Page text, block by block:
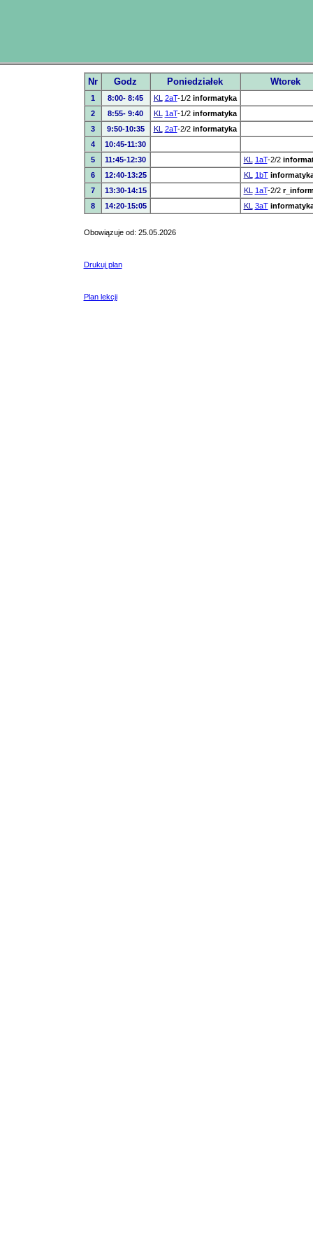
Nr Godz Poniedziałek Wtorek
1 8:00- 8:45 KL 2aT-1/2 informatyka
2
8:55- 9:40 KL 1aT-1/2 informatyka
3
9:50-10:35 KL 2aT-2/2 informatyka
4
10:45-11:30
5
11:45-12:30 KL 1aT-2/2
6
12:40-13:25 KL 1bT
7
13:30-14:15 KL 1aT-2/2
8
14:20-15:05 KL 3aT
Obowiązuje od: 25.05.2026
Drukuj plan
Plan lekcji